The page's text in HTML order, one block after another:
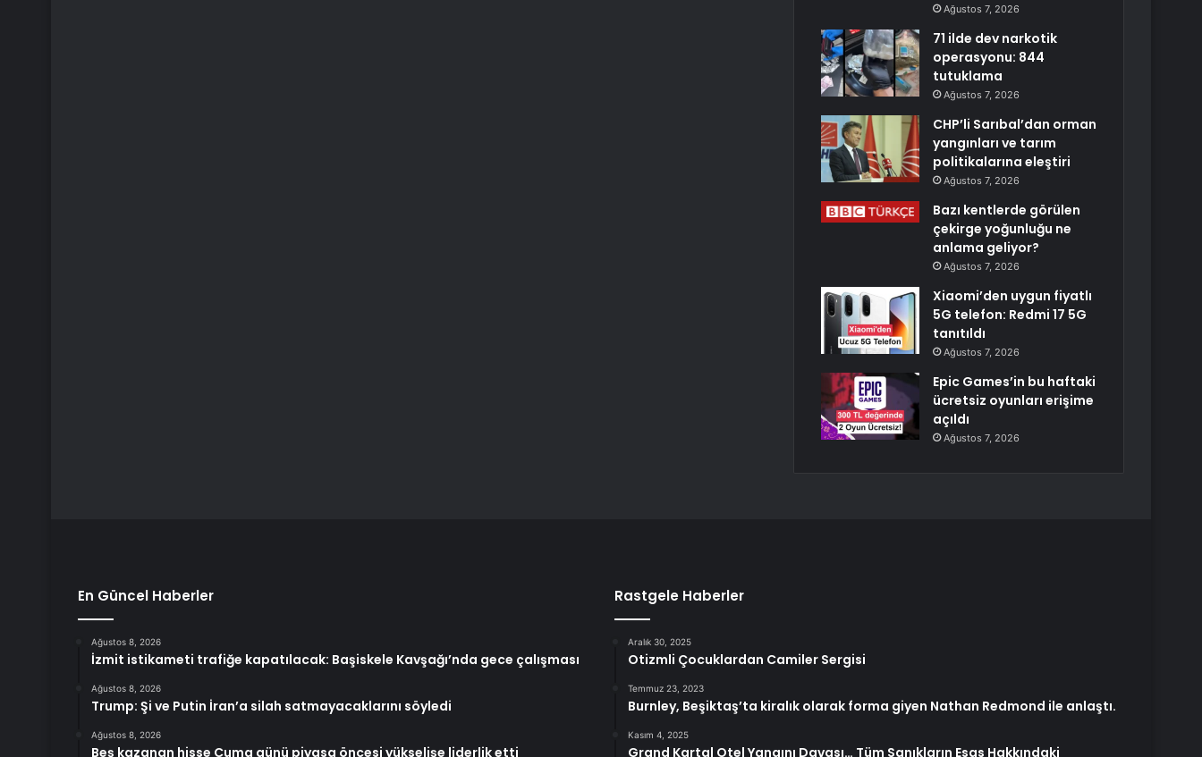
Ağustos 7, 2026
71 ilde dev narkotik
operasyonu: 844
tutuklama
Ağustos 7, 2026
CHP’li Sarıbal’dan orman
yangınları ve tarım
politikalarına eleştiri
Ağustos 7, 2026
Bazı kentlerde görülen
çekirge yoğunluğu ne
anlama geliyor?
Ağustos 7, 2026
Xiaomi’den uygun fiyatlı
5G telefon: Redmi 17 5G
tanıtıldı
Ağustos 7, 2026
Epic Games’in bu haftaki
ücretsiz oyunları erişime
açıldı
Ağustos 7, 2026
En Güncel Haberler
Ağustos 8, 2026
İzmit istikameti trafiğe kapatılacak: Başiskele Kavşağı’nda gece çalışması
Ağustos 8, 2026
Trump: Şi ve Putin İran’a silah satmayacaklarını söyledi
Ağustos 8, 2026
Beş kazanan hisse Cuma günü piyasa öncesi yükselişe liderlik etti
Rastgele Haberler
Aralık 30, 2025
Otizmli Çocuklardan Camiler Sergisi
Temmuz 23, 2023
Burnley, Beşiktaş’ta kiralık olarak forma giyen Nathan Redmond ile anlaştı.
Kasım 4, 2025
Grand Kartal Otel Yangını Davası… Tüm Sanıkların Esas Hakkındaki